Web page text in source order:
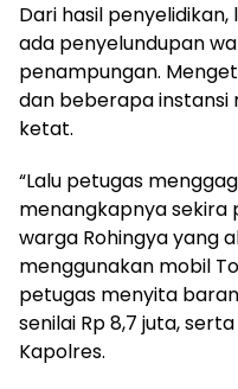
Dari hasil
ada penyelundupan
penampungan.
dan beberapa instansi
ketat.
“Lalu petugas
menangkapnya sekira
warga Rohingya yang
menggunakan mobil
petugas menyita
senilai Rp 8,7 juta,
Kapolres.